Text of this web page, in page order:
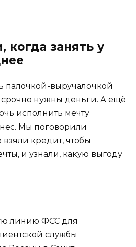
когда занять у
палочкой-выручалочкой
срочно нужны деньги. А ещё
исполнить мечту
Мы поговорили
кредит, чтобы
и узнали, какую выгоду